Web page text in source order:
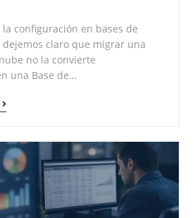
configuración en bases de
claro que migrar una
no la convierte
una Base de…